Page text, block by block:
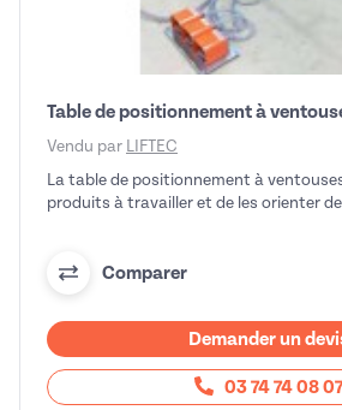
Table de positionnement à
Vendu par LIFTEC
La table de positionnement à
produits à travailler et de les orienter
Comparer
Demander un
03 74 74 08 07